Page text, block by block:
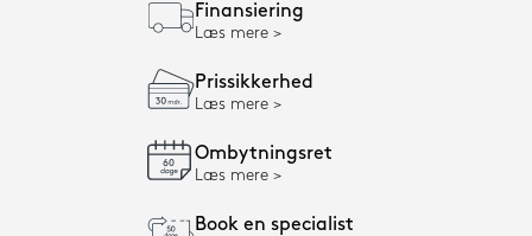
Finansiering
Læs mere
Prissikkerhed
Læs mere
Ombytningsret
Læs mere
Book en specialist